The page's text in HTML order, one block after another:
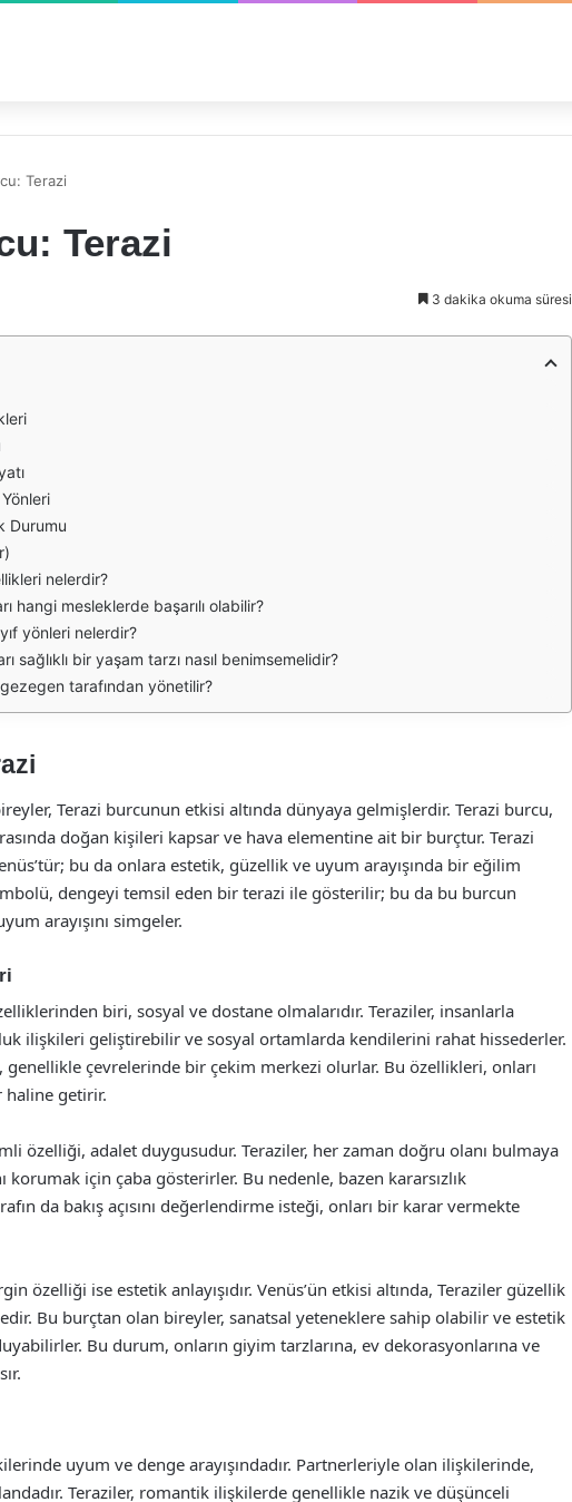
Terazi
Terazi
3 dakika okuma süresi
Durumu
nelerdir?
hangi mesleklerde başarılı olabilir?
yönleri nelerdir?
sağlıklı bir yaşam tarzı nasıl benimsemelidir?
tarafından yönetilir?
Terazi burcunun etkisi altında dünyaya gelmişlerdir. Terazi burcu,
doğan kişileri kapsar ve hava elementine ait bir burçtur. Terazi
bu da onlara estetik, güzellik ve uyum arayışında bir eğilim
dengeyi temsil eden bir terazi ile gösterilir; bu da bu burcun
arayışını simgeler.
biri, sosyal ve dostane olmalarıdır. Teraziler, insanlarla
ilişkileri geliştirebilir ve sosyal ortamlarda kendilerini rahat hissederler.
genellikle çevrelerinde bir çekim merkezi olurlar. Bu özellikleri, onları
haline getirir.
özelliği, adalet duygusudur. Teraziler, her zaman doğru olanı bulmaya
korumak için çaba gösterirler. Bu nedenle, bazen kararsızlık
da bakış açısını değerlendirme isteği, onları bir karar vermekte
özelliği ise estetik anlayışıdır. Venüs’ün etkisi altında, Teraziler güzellik
Bu burçtan olan bireyler, sanatsal yeteneklere sahip olabilir ve estetik
Bu durum, onların giyim tarzlarına, ev dekorasyonlarına ve
uyum ve denge arayışındadır. Partnerleriyle olan ilişkilerinde,
Teraziler, romantik ilişkilerde genellikle nazik ve düşünceli